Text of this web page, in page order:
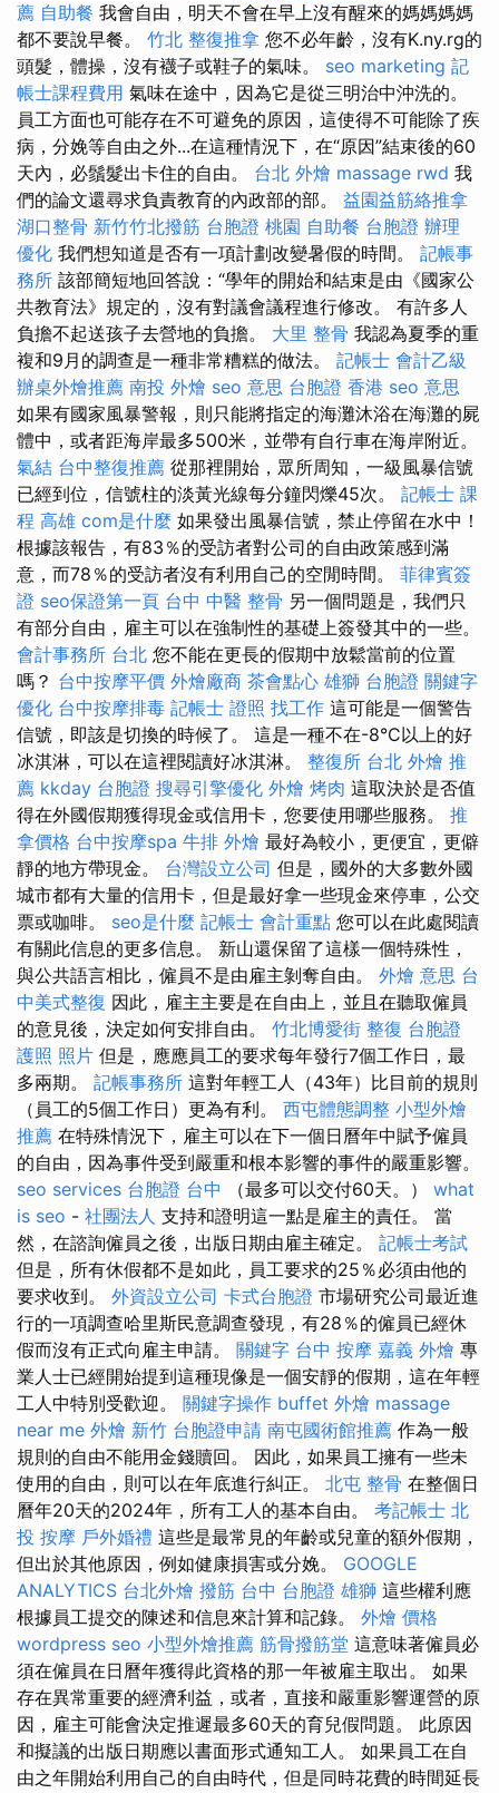
薦 自助餐 我會自由，明天不會在早上沒有醒來的媽媽媽媽
都不要說早餐。 竹北 整復推拿 您不必年齡，沒有K.ny.rg的
頭髮，體操，沒有襪子或鞋子的氣味。 seo marketing 記
帳士課程費用 氣味在途中，因為它是從三明治中沖洗的。
員工方面也可能存在不可避免的原因，這使得不可能除了疾
病，分娩等自由之外...在這種情況下，在“原因”結束後的60
天內，必鬚髮出卡住的自由。 台北 外燴 massage rwd 我
們的論文還尋求負責教育的內政部的部。 益園益筋絡推拿
湖口整骨 新竹竹北撥筋 台胞證 桃園 自助餐 台胞證 辦理
優化 我們想知道是否有一項計劃改變暑假的時間。 記帳事
務所 該部簡短地回答說：“學年的開始和結束是由《國家公
共教育法》規定的，沒有對議會議程進行修改。 有許多人
負擔不起送孩子去營地的負擔。 大里 整骨 我認為夏季的重
複和9月的調查是一種非常糟糕的做法。 記帳士 會計乙級
辦桌外燴推薦 南投 外燴 seo 意思 台胞證 香港 seo 意思
如果有國家風暴警報，則只能將指定的海灘沐浴在海灘的屍
體中，或者距海岸最多500米，並帶有自行車在海岸附近。
氣結 台中整復推薦 從那裡開始，眾所周知，一級風暴信號
已經到位，信號柱的淡黃光線每分鐘閃爍45次。 記帳士 課
程 高雄 com是什麼 如果發出風暴信號，禁止停留在水中！
根據該報告，有83％的受訪者對公司的自由政策感到滿
意，而78％的受訪者沒有利用自己的空閒時間。 菲律賓簽
證 seo保證第一頁 台中 中醫 整骨 另一個問題是，我們只
有部分自由，雇主可以在強制性的基礎上簽發其中的一些。
會計事務所 台北 您不能在更長的假期中放鬆當前的位置
嗎？ 台中按摩平價 外燴廠商 茶會點心 雄獅 台胞證 關鍵字
優化 台中按摩排毒 記帳士 證照 找工作 這可能是一個警告
信號，即該是切換的時候了。 這是一種不在-8°C以上的好
冰淇淋，可以在這裡閱讀好冰淇淋。 整復所 台北 外燴 推
薦 kkday 台胞證 搜尋引擎優化 外燴 烤肉 這取決於是否值
得在外國假期獲得現金或信用卡，您要使用哪些服務。 推
拿價格 台中按摩spa 牛排 外燴 最好為較小，更便宜，更僻
靜的地方帶現金。 台灣設立公司 但是，國外的大多數外國
城市都有大量的信用卡，但是最好拿一些現金來停車，公交
票或咖啡。 seo是什麼 記帳士 會計重點 您可以在此處閱讀
有關此信息的更多信息。 新山還保留了這樣一個特殊性，
與公共語言相比，僱員不是由雇主剝奪自由。 外燴 意思 台
中美式整復 因此，雇主主要是在自由上，並且在聽取僱員
的意見後，決定如何安排自由。 竹北博愛街 整復 台胞證
護照 照片 但是，應應員工的要求每年發行7個工作日，最
多兩期。 記帳事務所 這對年輕工人（43年）比目前的規則
（員工的5個工作日）更為有利。 西屯體態調整 小型外燴
推薦 在特殊情況下，雇主可以在下一個日曆年中賦予僱員
的自由，因為事件受到嚴重和根本影響的事件的嚴重影響。
seo services 台胞證 台中 （最多可以交付60天。） what
is seo - 社團法人 支持和證明這一點是雇主的責任。 當
然，在諮詢僱員之後，出版日期由雇主確定。 記帳士考試
但是，所有休假都不是如此，員工要求的25％必須由他的
要求收到。 外資設立公司 卡式台胞證 市場研究公司最近進
行的一項調查哈里斯民意調查發現，有28％的僱員已經休
假而沒有正式向雇主申請。 關鍵字 台中 按摩 嘉義 外燴 專
業人士已經開始提到這種現像是一個安靜的假期，這在年輕
工人中特別受歡迎。 關鍵字操作 buffet 外燴 massage
near me 外燴 新竹 台胞證申請 南屯國術館推薦 作為一般
規則的自由不能用金錢贖回。 因此，如果員工擁有一些未
使用的自由，則可以在年底進行糾正。 北屯 整骨 在整個日
曆年20天的2024年，所有工人的基本自由。 考記帳士 北
投 按摩 戶外婚禮 這些是最常見的年齡或兒童的額外假期，
但出於其他原因，例如健康損害或分娩。 GOOGLE
ANALYTICS 台北外燴 撥筋 台中 台胞證 雄獅 這些權利應
根據員工提交的陳述和信息來計算和記錄。 外燴 價格
wordpress seo 小型外燴推薦 筋骨撥筋堂 這意味著僱員必
須在僱員在日曆年獲得此資格的那一年被雇主取出。 如果
存在異常重要的經濟利益，或者，直接和嚴重影響運營的原
因，雇主可能會決定推遲最多60天的育兒假問題。 此原因
和擬議的出版日期應以書面形式通知工人。 如果員工在自
由之年開始利用自己的自由時代，但是同時花費的時間延長